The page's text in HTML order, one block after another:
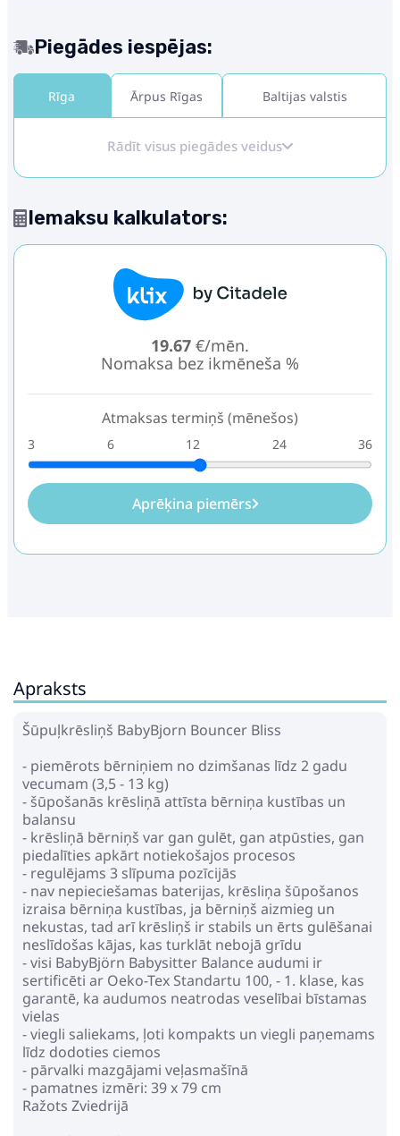
Piegādes iespējas:
Rīga Ārpus Rīgas Baltijas valstis
Rādīt visus piegādes veidus
Iemaksu kalkulators:
19.67 €/mēn.
Nomaksa bez ikmēneša %
Atmaksas termiņš (mēnešos)
3 6 12 24 36
Aprēķina piemērs
Apraksts
Šūpuļkrēsliņš BabyBjorn Bouncer Bliss
- piemērots bērniņiem no dzimšanas līdz 2 gadu
vecumam (3,5 - 13 kg)
- šūpošanās krēsliņā attīsta bērniņa kustības un
balansu
- krēsliņā bērniņš var gan gulēt, gan atpūsties, gan
piedalīties apkārt notiekošajos procesos
- regulējams 3 slīpuma pozīcijās
- nav nepieciešamas baterijas, krēsliņa šūpošanos
izraisa bērniņa kustības, ja bērniņš aizmieg un
nekustas, tad arī krēsliņš ir stabils un ērts gulēšanai
neslīdošas kājas, kas turklāt nebojā grīdu
- visi BabyBjörn Babysitter Balance audumi ir
sertificēti ar Oeko-Tex Standartu 100, - 1. klase, kas
garantē, ka audumos neatrodas veselībai bīstamas
vielas
- viegli saliekams, ļoti kompakts un viegli paņemams
līdz dodoties ciemos
- pārvalki mazgājami veļasmašīnā
- pamatnes izmēri: 39 x 79 cm
Ražots Zviedrijā